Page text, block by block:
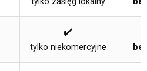
✔️
tylko niekomercyjne